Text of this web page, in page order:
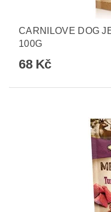
CARNILOVE DOG
100G
68 Kč